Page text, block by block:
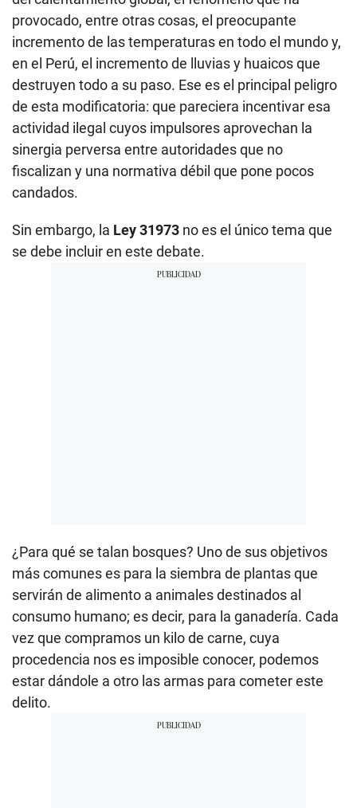
provocado, entre otras cosas, el preocupante
incremento de las temperaturas en todo el mundo y,
en el Perú, el incremento de lluvias y huaicos que
destruyen todo a su paso. Ese es el principal peligro
de esta modificatoria: que pareciera incentivar esa
actividad ilegal cuyos impulsores aprovechan la
sinergia perversa entre autoridades que no
fiscalizan y una normativa débil que pone pocos
candados.
Sin embargo, la Ley 31973 no es el único tema que
se debe incluir en este debate.
¿Para qué se talan bosques? Uno de sus objetivos
más comunes es para la siembra de plantas que
servirán de alimento a animales destinados al
consumo humano; es decir, para la ganadería. Cada
vez que compramos un kilo de carne, cuya
procedencia nos es imposible conocer, podemos
estar dándole a otro las armas para cometer este
delito.